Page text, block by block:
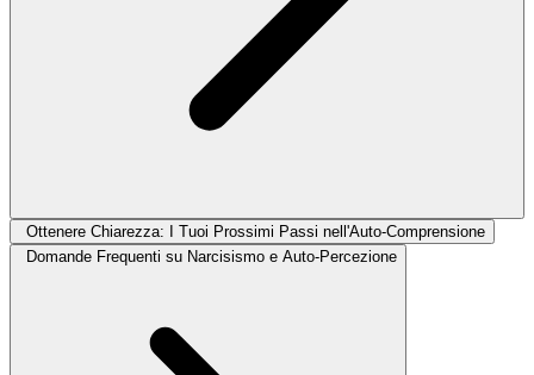
Ottenere Chiarezza: I Tuoi Prossimi Passi nell'Auto-Comprensione
Domande Frequenti su Narcisismo e Auto-Percezione